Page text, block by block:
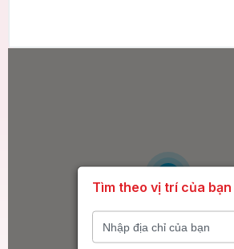
Tìm theo vị trí của bạn